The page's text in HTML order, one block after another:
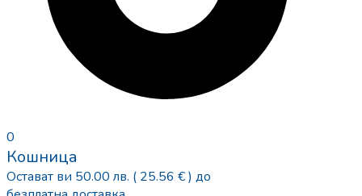
0
Кошница
Остават ви 50.00 лв. ( 25.56 € ) до